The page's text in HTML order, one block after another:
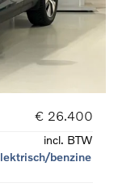
€ 26.400
incl. BTW
benzine